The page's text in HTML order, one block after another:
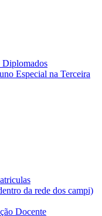
Diplomados
Especial na Terceira
da rede dos campi)
Docente